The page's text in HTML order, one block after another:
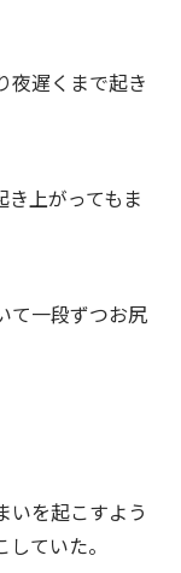
夜遅くまで起き
上がってもま
て一段ずつお尻
いを起こすよう
ていた。